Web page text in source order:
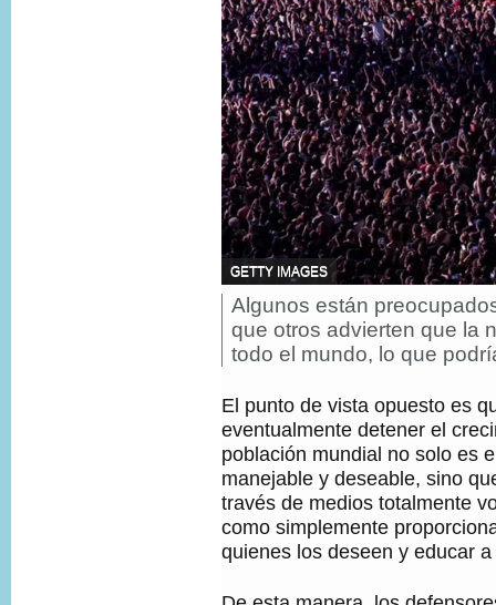
F
U
E
N
T
E
E
L
A
I
M
A
G
E
N
GETTY IMAGES
P
i
e
d
f
o
o
,
Algunos están
que otros advierten que la
todo el mundo, lo que
El punto de vista opuesto es
eventualmente detener el
población mundial no solo es
manejable y deseable, sino
través de medios totalmente
como simplemente
quienes los deseen y educar